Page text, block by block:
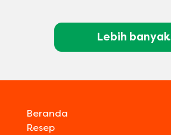
Lebih banyak
Beranda
Resep